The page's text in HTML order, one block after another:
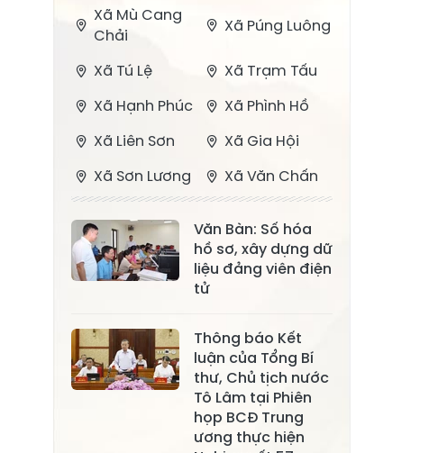
Xã Mù Cang
Chải
Xã Púng Luông
Xã Tú Lệ
Xã Trạm Tấu
Xã Hạnh Phúc
Xã Phình Hồ
Xã Liên Sơn
Xã Gia Hội
Xã Sơn Lương
Xã Văn Chấn
Bằng La
Xã Chấn Thịnh
Xã Nghĩa Tâm
Xã Phong Dụ
Xã Đông
Cuông
Xã Tân Hợp
Xã Xuân Ái
Văn Bàn: Số hóa
hồ sơ, xây dựng dữ
liệu đảng viên điện
tử
Thông báo Kết
luận của Tổng Bí
thư, Chủ tịch nước
Tô Lâm tại Phiên
họp BCĐ Trung
ương thực hiện